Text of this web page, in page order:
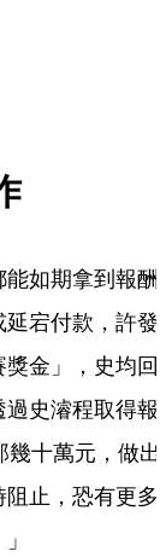
如期拿到報酬
宕付款，許發
金」，史均回
史濬程取得報
十萬元，做出
止，恐有更多